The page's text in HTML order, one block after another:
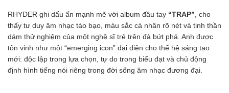
RHYDER ghi dấu ấn mạnh mẽ với album đầu tay “TRAP” , cho
thấy tư duy âm nhạc táo bạo, màu sắc cá nhân rõ nét và tinh thần
dám thử nghiệm của một nghệ sĩ trẻ trên đà bứt phá. Anh được
tôn vinh như một “emerging icon” đại diện cho thế hệ sáng tạo
mới: độc lập trong lựa chọn, tự do trong biểu đạt và chủ động
định hình tiếng nói riêng trong đời sống âm nhạc đương đại.